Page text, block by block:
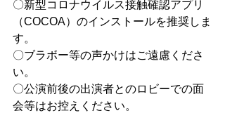
〇新型コロナウイルス接触確認アプリ
（COCOA）のインストールを推奨しま
す。
〇ブラボー等の声かけはご遠慮くださ
い。
〇公演前後の出演者とのロビーでの面
会等はお控えください。